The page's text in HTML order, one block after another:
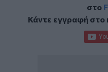
στο
Κάντε εγγραφή στο